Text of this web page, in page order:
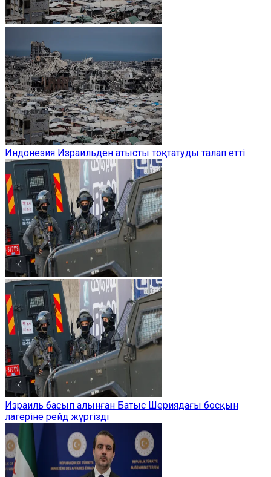
Индонезия Израильден атысты тоқтатуды талап етті
Израиль басып алынған Батыс Шериядағы босқын
лагеріне рейд жүргізді